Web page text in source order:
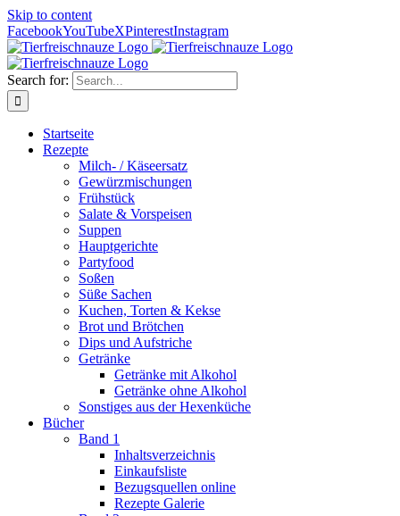
Skip to content
FacebookYouTubeXPinterestInstagram
Search for:
Startseite
Rezepte
Milch- / Käseersatz
Gewürzmischungen
Frühstück
Salate & Vorspeisen
Suppen
Hauptgerichte
Partyfood
Soßen
Süße Sachen
Kuchen, Torten & Kekse
Brot und Brötchen
Dips und Aufstriche
Getränke
Getränke mit Alkohol
Getränke ohne Alkohol
Sonstiges aus der Hexenküche
Bücher
Band 1
Inhaltsverzeichnis
Einkaufsliste
Bezugsquellen online
Rezepte Galerie